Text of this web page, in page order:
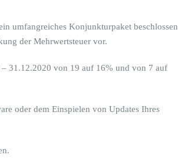
umfangreiches Konjunkturpaket beschlossen
der Mehrwertsteuer vor.
31.12.2020 von 19 auf 16% und von 7 auf
oder dem Einspielen von Updates Ihres